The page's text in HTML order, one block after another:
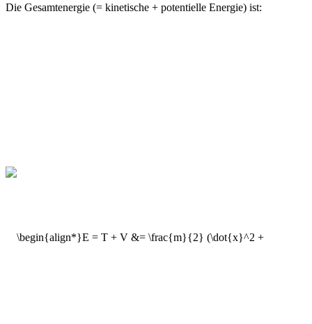
Die Gesamtenergie (= kinetische + potentielle Energie) ist: